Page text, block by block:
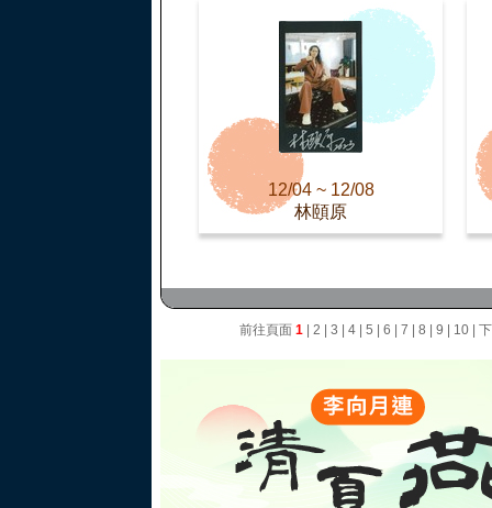
12/04 ~ 12/08
林頤原
前往頁面 1| 2 3 4| 5 6 7 8 9 10|